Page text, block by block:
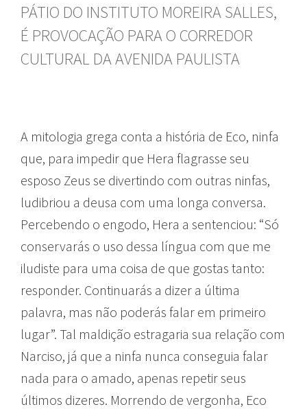
PÁTIO DO INSTITUTO MOREIRA SALLES,
É PROVOCAÇÃO PARA O CORREDOR
CULTURAL DA AVENIDA PAULISTA
A mitologia grega conta a história de Eco, ninfa
que, para impedir que Hera flagrasse seu
esposo Zeus se divertindo com outras ninfas,
ludibriou a deusa com uma longa conversa.
Percebendo o engodo, Hera a sentenciou: “Só
conservarás o uso dessa língua com que me
iludiste para uma coisa de que gostas tanto:
responder. Continuarás a dizer a última
palavra, mas não poderás falar em primeiro
lugar”. Tal maldição estragaria sua relação com
Narciso, já que a ninfa nunca conseguia falar
nada para o amado, apenas repetir seus
últimos dizeres. Morrendo de vergonha, Eco